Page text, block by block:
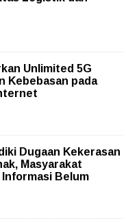
Unlimited 5G
Kebebasan pada
Dugaan Kekerasan
Masyarakat
Belum